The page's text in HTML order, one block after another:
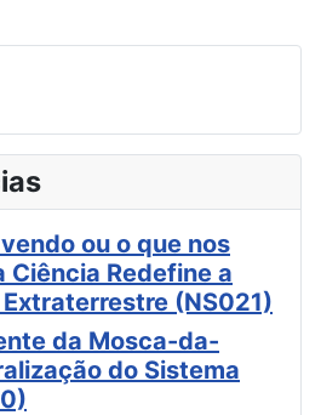
ou o que nos
Ciência Redefine a
(NS021)
da Mosca-da-
do Sistema